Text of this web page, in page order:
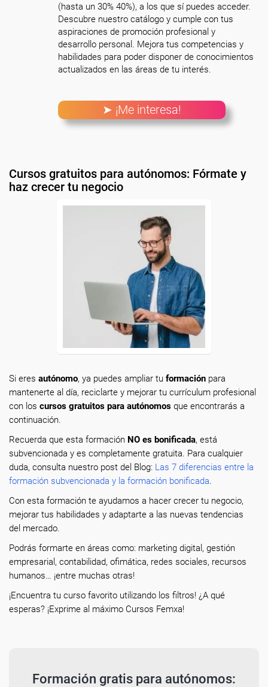
(hasta un 30% 40%), a los que sí puedes acceder.
Descubre nuestro catálogo y cumple con tus
aspiraciones de promoción profesional y
desarrollo personal. Mejora tus competencias y
habilidades para poder disponer de conocimientos
actualizados en las áreas de tu interés.
➤ ¡Me interesa!
Cursos gratuitos para autónomos: Fórmate y
haz crecer tu negocio
Si eres autónomo, ya puedes ampliar tu formación para
mantenerte al día, reciclarte y mejorar tu currículum profesional
con los cursos gratuitos para autónomos que encontrarás a
continuación.
Recuerda que esta formación NO es bonificada, está
subvencionada y es completamente gratuita. Para cualquier
duda, consulta nuestro post del Blog: Las 7 diferencias entre la
formación subvencionada y la formación bonificada.
Con esta formación te ayudamos a hacer crecer tu negocio,
mejorar tus habilidades y adaptarte a las nuevas tendencias
del mercado.
Podrás formarte en áreas como: marketing digital, gestión
empresarial, contabilidad, ofimática, redes sociales, recursos
humanos… ¡entre muchas otras!
¡Encuentra tu curso favorito utilizando los filtros! ¿A qué
esperas? ¡Exprime al máximo Cursos Femxa!
Formación gratis para autónomos: